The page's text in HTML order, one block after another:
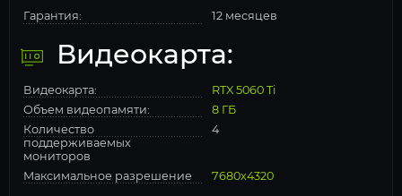
Гарантия: 12 месяцев
Видеокарта:
Видеокарта:
RTX 5060 Ti
Объем видеопамяти:
8 ГБ
Количество
поддерживаемых
мониторов
4
Максимальное разрешение 7680x4320